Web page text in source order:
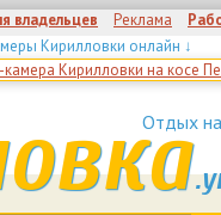
владельцев Реклама
Кирилловки онлайн ↓
Отдых